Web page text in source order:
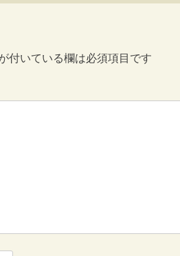
付いている欄は必須項目です